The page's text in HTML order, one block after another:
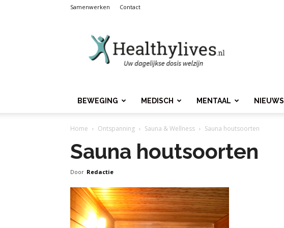
Samenwerken Contact
BEWEGING MEDISCH MENTAAL NIEUWS
Home Ontspanning Sauna & Wellness Sauna houtsoorten
Sauna houtsoorten
Door Redactie